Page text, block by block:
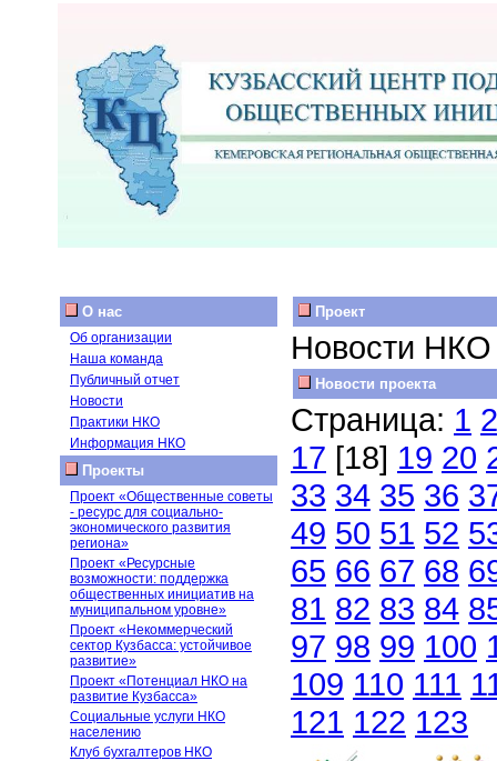
О нас
Об организации
Наша команда
Публичный отчет
Новости
Практики НКО
Информация НКО
Проекты
Проект «Общественные советы
- ресурс для социально-
экономического развития
региона»
Проект «Ресурсные
возможности: поддержка
общественных инициатив на
муниципальном уровне»
Проект «Некоммерческий
сектор Кузбасса: устойчивое
развитие»
Проект «Потенциал НКО на
развитие Кузбасса»
Социальные услуги НКО
населению
Клуб бухгалтеров НКО
Проект
Новости НКО
Новости проекта
Страница: 1 2
17 [18] 19 20
33 34 35 36
49 50 51 52
65 66 67 68
81 82 83 84
97 98 99 100
109 110 111
121 122 123